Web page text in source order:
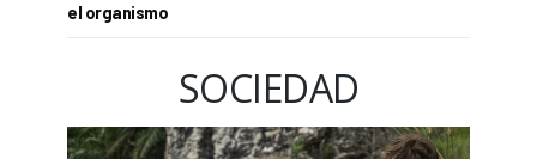
el organismo
SOCIEDAD